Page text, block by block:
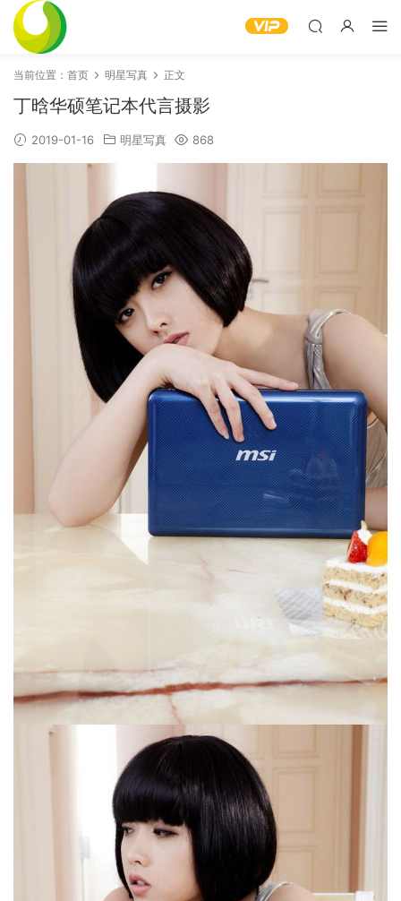
当前位置： 首页 明星写真 正文
丁晗华硕笔记本代言摄影
2019-01-16 明星写真 868